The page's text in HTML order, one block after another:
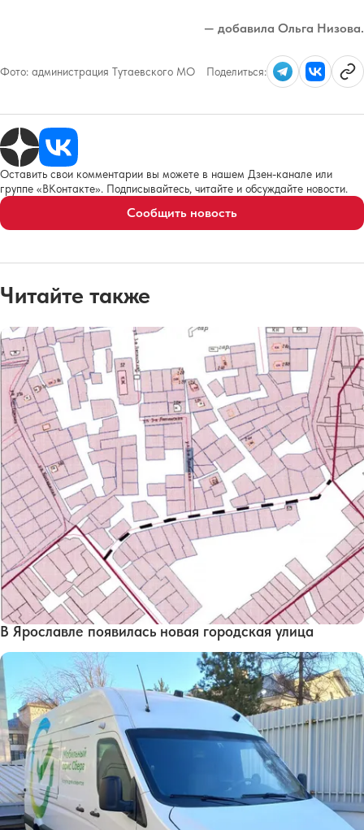
— добавила Ольга Низова.
Фото: администрация Тутаевского МО Поделиться:
Оставить свои комментарии вы можете в нашем Дзен-канале или
группе «ВКонтакте». Подписывайтесь, читайте и обсуждайте новости.
Сообщить новость
Читайте также
В Ярославле появилась новая городская улица